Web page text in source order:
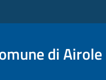
di Airole